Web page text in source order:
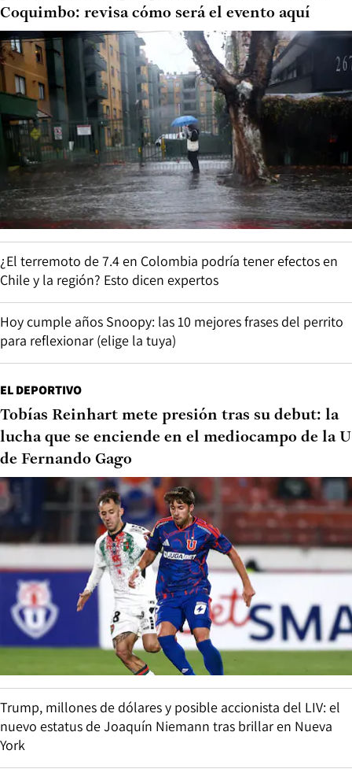
Coquimbo: revisa cómo será el evento aquí
¿El terremoto de 7.4 en Colombia podría tener efectos en
Chile y la región? Esto dicen expertos
Hoy cumple años Snoopy: las 10 mejores frases del perrito
para reflexionar (elige la tuya)
EL DEPORTIVO
Tobías Reinhart mete presión tras su debut: la
lucha que se enciende en el mediocampo de la U
de Fernando Gago
Trump, millones de dólares y posible accionista del LIV: el
nuevo estatus de Joaquín Niemann tras brillar en Nueva
York